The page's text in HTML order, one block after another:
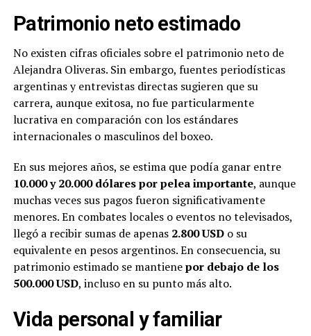
Patrimonio neto estimado
No existen cifras oficiales sobre el patrimonio neto de
Alejandra Oliveras. Sin embargo, fuentes periodísticas
argentinas y entrevistas directas sugieren que su
carrera, aunque exitosa, no fue particularmente
lucrativa en comparación con los estándares
internacionales o masculinos del boxeo.
En sus mejores años, se estima que podía ganar entre
10.000 y 20.000 dólares por pelea importante, aunque
muchas veces sus pagos fueron significativamente
menores. En combates locales o eventos no televisados,
llegó a recibir sumas de apenas 2.800 USDo su
equivalente en pesos argentinos. En consecuencia, su
patrimonio estimado se mantienepor debajo de los
500.000 USD, incluso en su punto más alto.
Vida personal y familiar